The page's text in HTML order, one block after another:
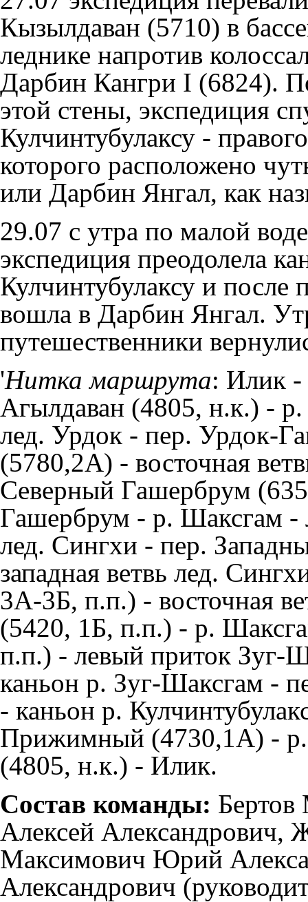
Кызылдаван (5710) в
леднике напротив
Дарбин Кангри I (6824).
этой стены, экспедиция
Кулчинтубулаксу -
которого расположено
или Дарбин Янгал, как
29.07 с утра по малой воде
экспедиция преодолела
Кулчинтубулаксу и после
вошла в Дарбин Янгал.
путешественники
'Нитка маршрута: Илик -
Агылдаван (4805, н.к.) -
лед. Урдок - пер. Урдок-
(5780,2А) - восточная
Северный Гашербрум
Гашербрум - р. Шаксгам -
лед. Сингхи - пер.
западная ветвь лед.
3А-3Б, п.п.) - восточная
(5420, 1Б, п.п.) - р.
п.п.) - левый приток Зуг-
каньон р. Зуг-Шаксгам -
- каньон р.
Прижимный (4730,1А) -
(4805, н.к.) - Илик.
Состав команды:
Алексей Александрович,
Максимович Юрий
Александрович